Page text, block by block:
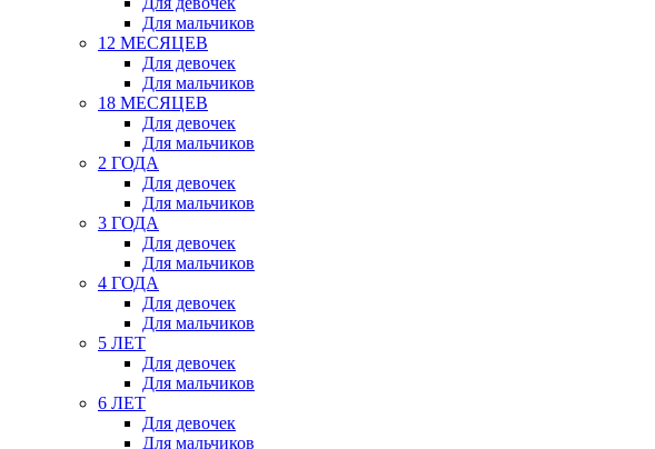
Для мальчиков
12 МЕСЯЦЕВ
Для девочек
Для мальчиков
18 МЕСЯЦЕВ
Для девочек
Для мальчиков
2 ГОДА
Для девочек
Для мальчиков
3 ГОДА
Для девочек
Для мальчиков
4 ГОДА
Для девочек
Для мальчиков
5 ЛЕТ
Для девочек
Для мальчиков
6 ЛЕТ
Для девочек
Для мальчиков